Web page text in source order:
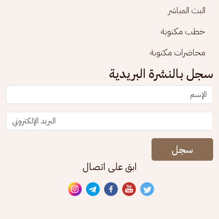
البث المباشر
خطب مكتوبة
محاضرات مكتوبة
سجل بالنشرة البريدية
سجل
ابق على اتصال